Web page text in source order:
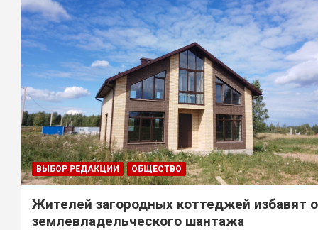
ВЫБОР РЕДАКЦИИ ОБЩЕСТВО
Жителей загородных коттеджей избавят
землевладельческого шантажа